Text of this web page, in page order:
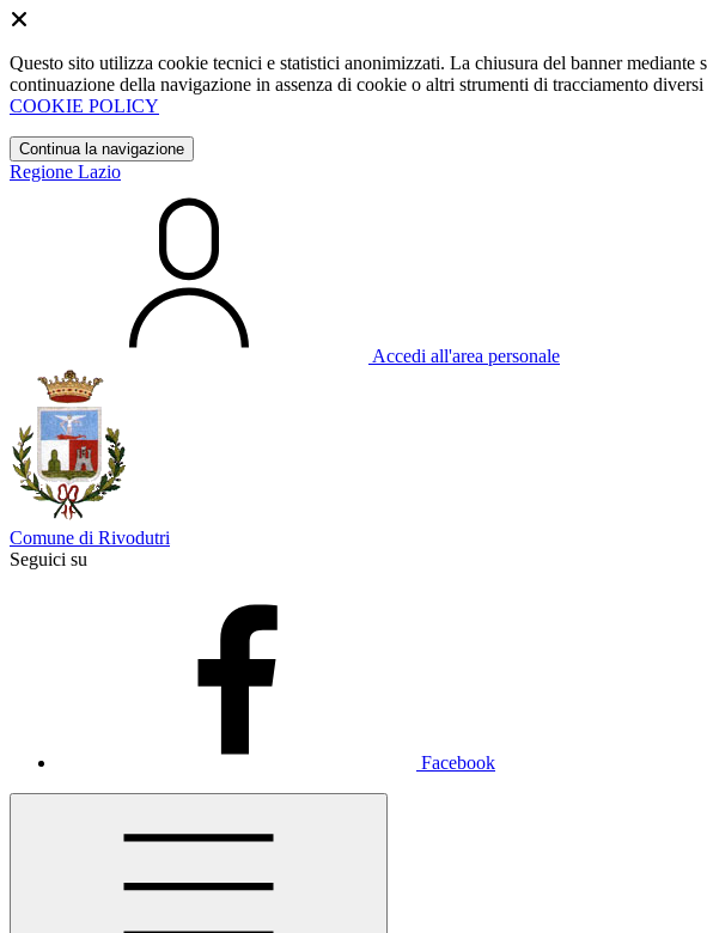
Questo sito utilizza cookie tecnici e statistici anonimizzati. La chiusura del banner
continuazione della navigazione in assenza di cookie o altri strumenti di tracciamento
COOKIE POLICY
Continua la navigazione
Regione Lazio
Accedi all'area personale
Comune di Rivodutri
Seguici su
Facebook